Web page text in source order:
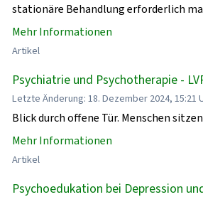
stationäre Behandlung erforderlich
Mehr Informationen
Artikel
Psychiatrie und Psychotherapie -
Letzte Änderung: 18. Dezember 2024, 15:21
Blick durch offene Tür. Menschen
Mehr Informationen
Artikel
Psychoedukation bei Depression